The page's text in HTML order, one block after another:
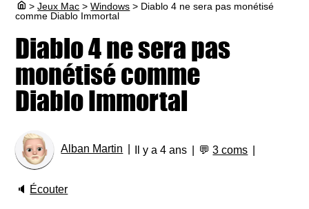
> Jeux Mac > Windows > Diablo 4 ne sera pas monétisé
comme Diablo Immortal
Diablo 4 ne sera pas
monétisé comme
Diablo Immortal
Alban Martin Il y a 4 ans 💬3 coms
🔈 Écouter